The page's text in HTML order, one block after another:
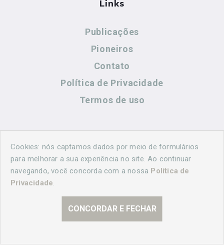
Links
Publicações
Pioneiros
Contato
Política de Privacidade
Termos de uso
Contato
(44) 99883-8883
Cookies: nós captamos dados por meio de formulários
para melhorar a sua experiência no site. Ao continuar
navegando, você concorda com a nossa Política de
Privacidade.
CONCORDAR E FECHAR